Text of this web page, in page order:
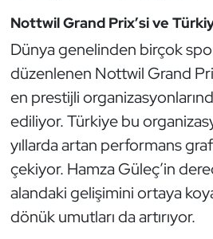
Nottwil Grand Prix’si ve
Dünya genelinden birçok
düzenlenen Nottwil Grand
en prestijli
ediliyor. Türkiye bu
yıllarda artan performans
çekiyor. Hamza Güleç’in
alandaki gelişimini ortaya
dönük umutları da artırıyor.
Kayak
Kempo
Kick Boks
Kürek
Masa Tenisi
Modern Pentatlon